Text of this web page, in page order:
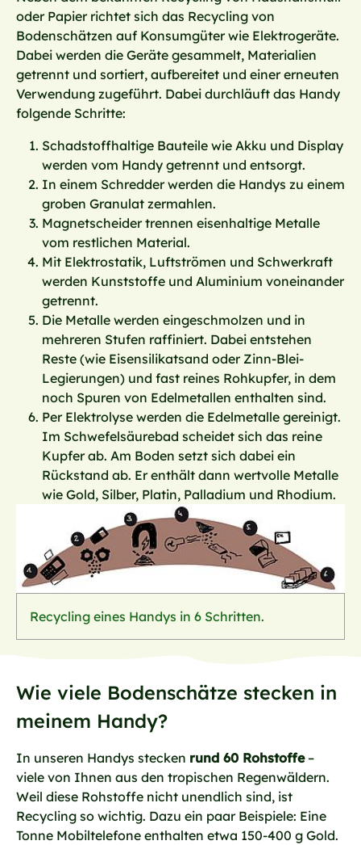
Recycling eines Handys in 6 Schritten.
oder Papier richtet sich das Recycling von
Bodenschätzen auf Konsumgüter wie Elektrogeräte.
Dabei werden die Geräte gesammelt, Materialien
getrennt und sortiert, aufbereitet und einer erneuten
Verwendung zugeführt. Dabei durchläuft das Handy
folgende Schritte:
Schadstoffhaltige Bauteile wie Akku und Display
werden vom Handy getrennt und entsorgt.
In einem Schredder werden die Handys zu einem
groben Granulat zermahlen.
Magnetscheider trennen eisenhaltige Metalle
vom restlichen Material.
Mit Elektrostatik, Luftströmen und Schwerkraft
werden Kunststoffe und Aluminium voneinander
getrennt.
Die Metalle werden eingeschmolzen und in
mehreren Stufen raffiniert. Dabei entstehen
Reste (wie Eisensilikatsand oder Zinn-Blei-
Legierungen) und fast reines Rohkupfer, in dem
noch Spuren von Edelmetallen enthalten sind.
Per Elektrolyse werden die Edelmetalle gereinigt.
Im Schwefelsäurebad scheidet sich das reine
Kupfer ab. Am Boden setzt sich dabei ein
Rückstand ab. Er enthält dann wertvolle Metalle
wie Gold, Silber, Platin, Palladium und Rhodium.
Wie viele Bodenschätze stecken in
meinem Handy?
In unseren Handys stecken rund 60 Rohstoffe–
viele von Ihnen aus den tropischen Regenwäldern.
Weil diese Rohstoffe nicht unendlich sind, ist
Recycling so wichtig. Dazu ein paar Beispiele: Eine
Tonne Mobiltelefone enthalten etwa 150-400 g Gold.